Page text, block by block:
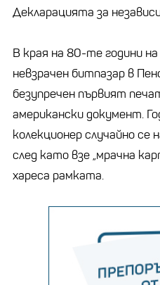
Декларацията за
В края на 80-те години на
невзрачен битпазар в
безупречен първият
американски документ.
колекционер случайно се
след като взе „мрачна
хареса рамката.